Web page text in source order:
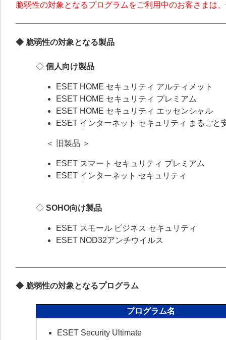
脆弱性の対象となるプログラムをご利用中のお客さまは
◆ 脆弱性の対象となる製品
◇ 個人向け製品
ESET HOME セキュリティ アルティメット
ESET HOME セキュリティ プレミアム
ESET HOME セキュリティ エッセンシャル
ESET インターネット セキュリティ まるごと
＜ 旧製品 ＞
ESET スマート セキュリティ プレミアム
ESET インターネット セキュリティ
◇ SOHO向け製品
ESET スモール ビジネス セキュリティ
ESET NOD32アンチウイルス
◆ 脆弱性の対象となるプログラム
プログラム名
ESET Security Ultimate